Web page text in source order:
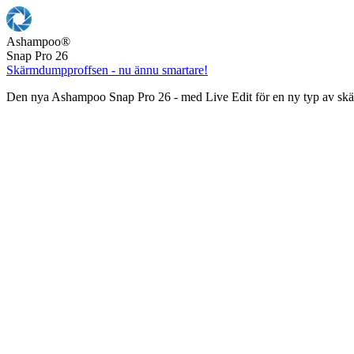
Ashampoo®
Snap Pro 26
Skärmdumpproffsen - nu ännu smartare!
Den nya Ashampoo Snap Pro 26 - med Live Edit för en ny typ av